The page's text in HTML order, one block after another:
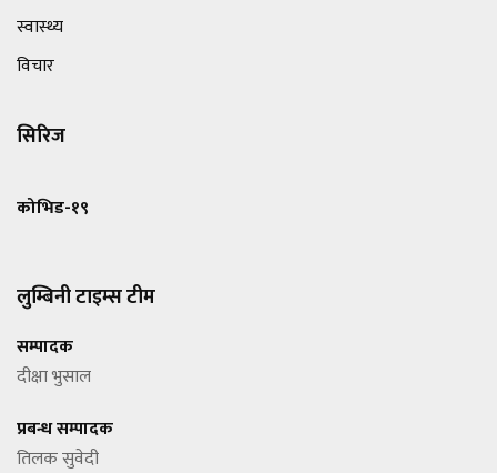
स्वास्थ्य
विचार
सिरिज
कोभिड-१९
लुम्बिनी टाइम्स टीम
सम्पादक
दीक्षा भुसाल
प्रबन्ध सम्पादक
तिलक सुवेदी